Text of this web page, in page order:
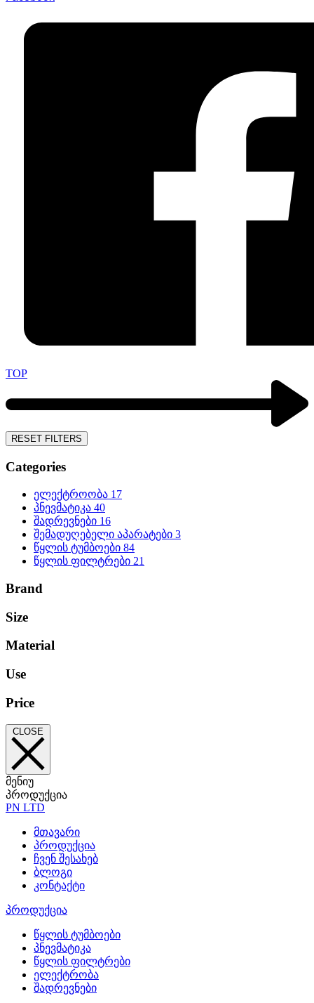
TOP
RESET FILTERS
Categories
ელექტროობა 17
პნევმატიკა 40
შადრევნები 16
შემადუღებელი აპარატები 3
წყლის ტუმბოები 84
წყლის ფილტრები 21
Brand
Size
Material
Use
Price
CLOSE
მენიუ
პროდუქცია
PN LTD
მთავარი
პროდუქცია
ჩვენ შესახებ
ბლოგი
კონტაქტი
პროდუქცია
წყლის ტუმბოები
პნევმატიკა
წყლის ფილტრები
ელექტრობა
შადრევნები